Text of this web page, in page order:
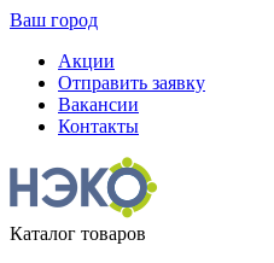
Ваш город
Акции
Отправить заявку
Вакансии
Контакты
Каталог товаров